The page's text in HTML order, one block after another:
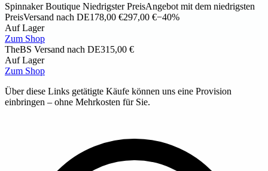
Spinnaker Boutique Niedrigster PreisAngebot mit dem niedrigsten
PreisVersand nach DE178,00 €297,00 €−40%
Auf Lager
Zum Shop
TheBS Versand nach DE315,00 €
Auf Lager
Zum Shop
Über diese Links getätigte Käufe können uns eine Provision
einbringen – ohne Mehrkosten für Sie.